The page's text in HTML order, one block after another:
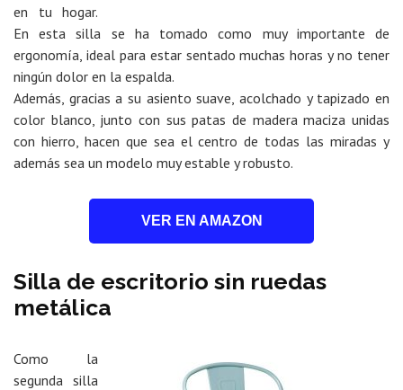
en tu hogar.
En esta silla se ha tomado como muy importante de
ergonomía, ideal para estar sentado muchas horas y no tener
ningún dolor en la espalda.
Además, gracias a su asiento suave, acolchado y tapizado en
color blanco, junto con sus patas de madera maciza unidas
con hierro, hacen que sea el centro de todas las miradas y
además sea un modelo muy estable y robusto.
VER EN AMAZON
Silla de escritorio sin ruedas
metálica
Como la
segunda silla